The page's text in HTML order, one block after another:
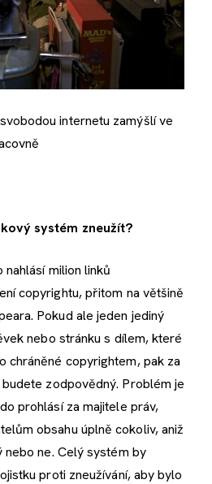
internetu zamýšlí ve
systém zneužít?
milion linků
copyrightu, přitom na většině
Pokud ale jeden jediný
nebo stránku s dílem, které
chráněné copyrightem, pak za
zodpovědný. Problém je
prohlásí za majitele práv,
obsahu úplně cokoliv, aniž
ne. Celý systém by
proti zneužívání, aby bylo